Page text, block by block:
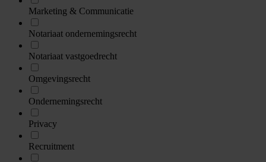
Marketing & Communicatie
Notariaat ondernemingsrecht
Notariaat vastgoedrecht
Omgevingsrecht
Ondernemingsrecht
Privacy
Recruitment